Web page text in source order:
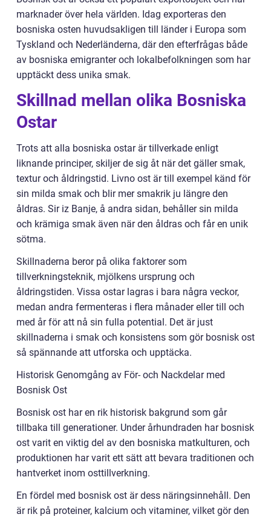
marknader över hela världen. Idag exporteras den
bosniska osten huvudsakligen till länder i Europa som
Tyskland och Nederländerna, där den efterfrågas både
av bosniska emigranter och lokalbefolkningen som har
upptäckt dess unika smak.
Skillnad mellan olika Bosniska
Ostar
Trots att alla bosniska ostar är tillverkade enligt
liknande principer, skiljer de sig åt när det gäller smak,
textur och åldringstid. Livno ost är till exempel känd för
sin milda smak och blir mer smakrik ju längre den
åldras. Sir iz Banje, å andra sidan, behåller sin milda
och krämiga smak även när den åldras och får en unik
sötma.
Skillnaderna beror på olika faktorer som
tillverkningsteknik, mjölkens ursprung och
åldringstiden. Vissa ostar lagras i bara några veckor,
medan andra fermenteras i flera månader eller till och
med år för att nå sin fulla potential. Det är just
skillnaderna i smak och konsistens som gör bosnisk ost
så spännande att utforska och upptäcka.
Historisk Genomgång av För- och Nackdelar med
Bosnisk Ost
Bosnisk ost har en rik historisk bakgrund som går
tillbaka till generationer. Under århundraden har bosnisk
ost varit en viktig del av den bosniska matkulturen, och
produktionen har varit ett sätt att bevara traditionen och
hantverket inom osttillverkning.
En fördel med bosnisk ost är dess näringsinnehåll. Den
är rik på proteiner, kalcium och vitaminer, vilket gör den